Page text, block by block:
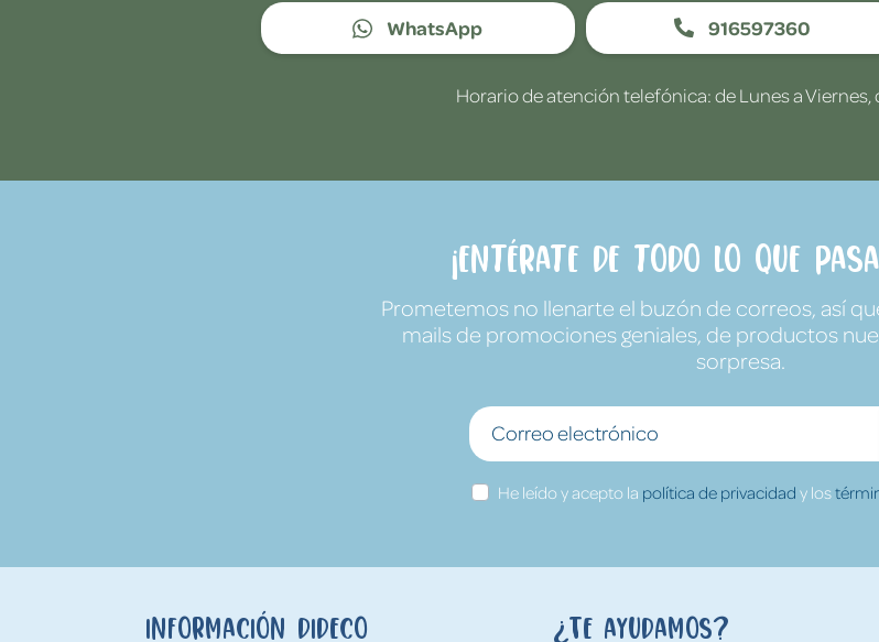
WhatsApp 916597360
Horario de atención telefónica: de Lunes a Viernes,
¡Entérate de todo lo que
Prometemos no llenarte el buzón de correos, así
mails de promociones geniales, de productos
sorpresa.
He leído y acepto la política de privacidad y los
Información Dideco ¿Te ayudamos?